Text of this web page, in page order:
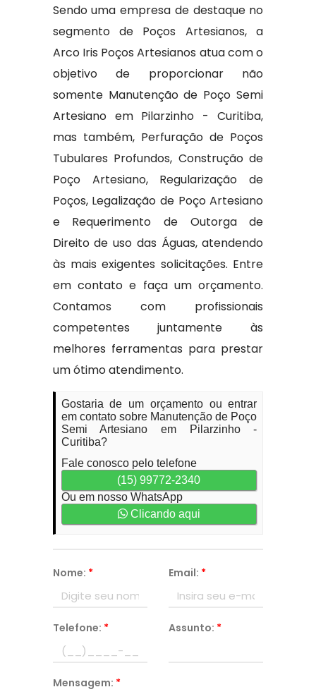
Sendo uma empresa de destaque no
segmento de Poços Artesianos, a
Arco Iris Poços Artesianos atua com o
objetivo de proporcionar não
somente Manutenção de Poço Semi
Artesiano em Pilarzinho - Curitiba,
mas também, Perfuração de Poços
Tubulares Profundos, Construção de
Poço Artesiano, Regularização de
Poços, Legalização de Poço Artesiano
e Requerimento de Outorga de
Direito de uso das Águas, atendendo
às mais exigentes solicitações. Entre
em contato e faça um orçamento.
Contamos com profissionais
competentes juntamente às
melhores ferramentas para prestar
um ótimo atendimento.
Gostaria de um orçamento ou entrar
em contato sobre Manutenção de Poço
Semi Artesiano em Pilarzinho -
Curitiba?
Fale conosco pelo telefone
(15) 99772-2340
Ou em nosso WhatsApp
Clicando aqui
Nome: * Email: *
Telefone: * Assunto: *
Mensagem: *